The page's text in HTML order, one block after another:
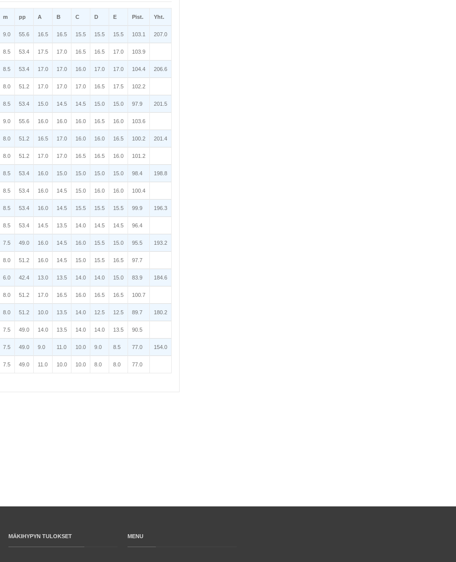
m pp A B C D E Pist. Yht.
9.0 55.6 16.5 16.5 15.5 15.5 15.5 103.1 207.0
8.5 53.4 17.5 17.0 16.5 16.5 17.0 103.9
8.5 53.4 17.0 17.0 16.0 17.0 17.0 104.4 206.6
8.0 51.2 17.0 17.0 17.0 16.5 17.5 102.2
8.5 53.4 15.0 14.5 14.5 15.0 15.0 97.9 201.5
9.0 55.6 16.0 16.0 16.0 16.5 16.0 103.6
8.0 51.2 16.5 17.0 16.0 16.0 16.5 100.2 201.4
8.0 51.2 17.0 17.0 16.5 16.5 16.0 101.2
8.5 53.4 16.0 15.0 15.0 15.0 15.0 98.4 198.8
8.5 53.4 16.0 14.5 15.0 16.0 16.0 100.4
8.5 53.4 16.0 14.5 15.5 15.5 15.5 99.9 196.3
8.5 53.4 14.5 13.5 14.0 14.5 14.5 96.4
7.5 49.0 16.0 14.5 16.0 15.5 15.0 95.5 193.2
8.0 51.2 16.0 14.5 15.0 15.5 16.5 97.7
6.0 42.4 13.0 13.5 14.0 14.0 15.0 83.9 184.6
8.0 51.2 17.0 16.5 16.0 16.5 16.5 100.7
8.0 51.2 10.0 13.5 14.0 12.5 12.5 89.7 180.2
7.5 49.0 14.0 13.5 14.0 14.0 13.5 90.5
7.5 49.0 9.0 11.0 10.0 9.0 8.5 77.0 154.0
7.5 49.0 11.0 10.0 10.0 8.0 8.0 77.0
MÄKIHYPYN TULOKSET MENU